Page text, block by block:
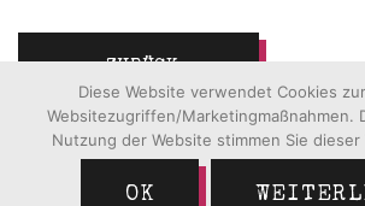
ZURÜCK
Diese Website verwendet Cookies
Websitezugriffen/Marketingmaßnahmen.
Nutzung der Website stimmen Sie
OK